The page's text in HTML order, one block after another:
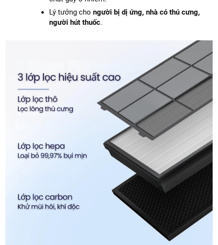
Lý tưởng chongười bị dị ứng, nhà có thú cưng,
người hút thuốc.